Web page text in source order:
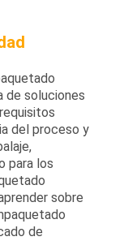
de soluciones
del proceso y
para los
sobre
de